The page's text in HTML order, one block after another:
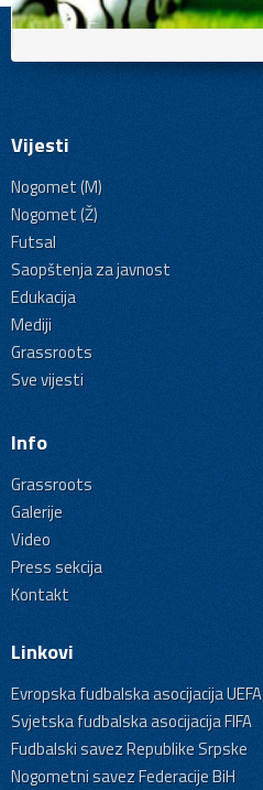
Vijesti
Nogomet (M)
Nogomet (Ž)
Futsal
Saopštenja za javnost
Edukacija
Mediji
Grassroots
Sve vijesti
Info
Grassroots
Galerije
Video
Press sekcija
Kontakt
Linkovi
Evropska fudbalska asocijacija UEFA
Svjetska fudbalska asocijacija FIFA
Fudbalski savez Republike Srpske
Nogometni savez Federacije BiH